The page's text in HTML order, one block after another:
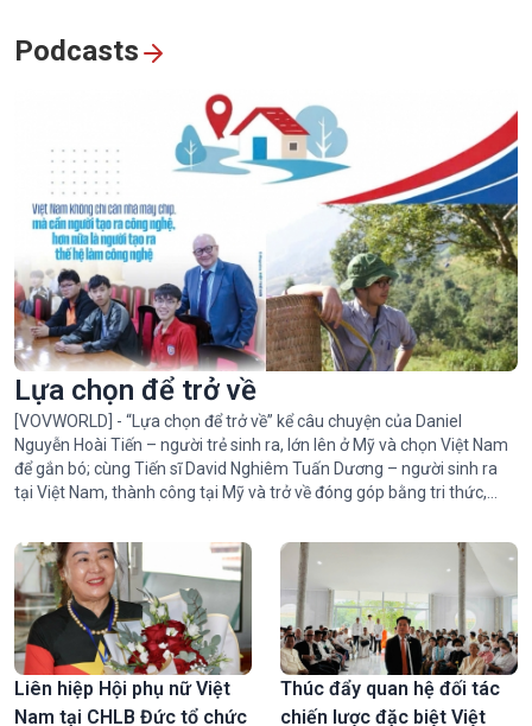
Podcasts
Lựa chọn để trở về
[VOVWORLD] - “Lựa chọn để trở về” kể câu chuyện của Daniel
Nguyễn Hoài Tiến – người trẻ sinh ra, lớn lên ở Mỹ và chọn Việt Nam
để gắn bó; cùng Tiến sĩ David Nghiêm Tuấn Dương – người sinh ra
tại Việt Nam, thành công tại Mỹ và trở về đóng góp bằng tri thức,
yêu dành cho quê hương và khát vọng cống hiến cho đất nước.
Liên hiệp Hội phụ nữ Việt
Nam tại CHLB Đức tổ chức
Thúc đẩy quan hệ đối tác
chiến lược đặc biệt Việt